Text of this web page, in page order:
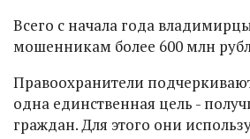
Всего с начала года
мошенникам более 600 млн
Правоохранители
одна единственная цель -
граждан. Для этого они